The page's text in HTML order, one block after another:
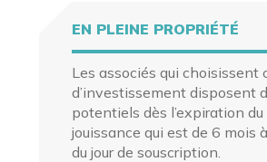
EN PLEINE PROPRIÉTÉ
Les associés qui choisissent
d’investissement disposent
potentiels dès l’expiration du
jouissance qui est de 6 mois
du jour de souscription.